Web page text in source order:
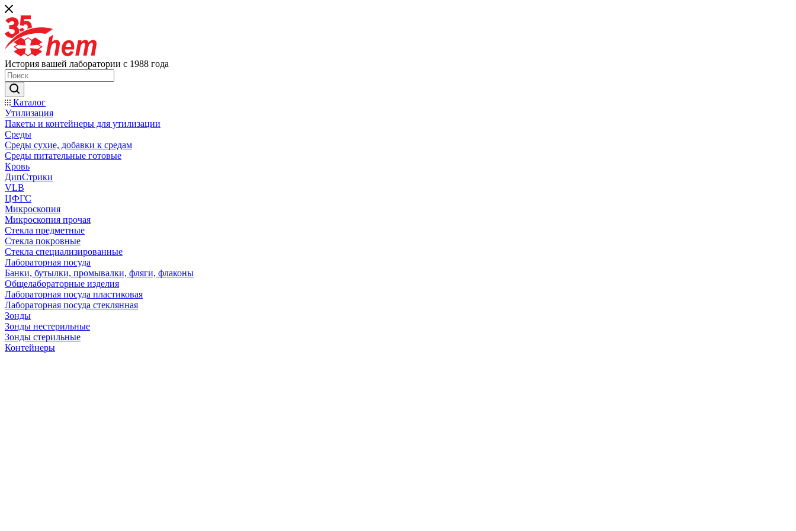
История вашей лаборатории с 1988 года
Каталог
Утилизация
Пакеты и контейнеры для утилизации
Среды
Среды сухие, добавки к средам
Среды питательные готовые
Кровь
ДипСтрики
VLB
ЦФГС
Микроскопия
Микроскопия прочая
Стекла предметные
Стекла покровные
Стекла специализированные
Лабораторная посуда
Банки, бутылки, промывалки, фляги, флаконы
Общелабораторные изделия
Лабораторная посуда пластиковая
Лабораторная посуда стеклянная
Зонды
Зонды нестерильные
Зонды стерильные
Контейнеры